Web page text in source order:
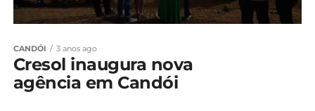
CANDÓI 3 anos ago
Cresol inaugura nova
agência em Candói